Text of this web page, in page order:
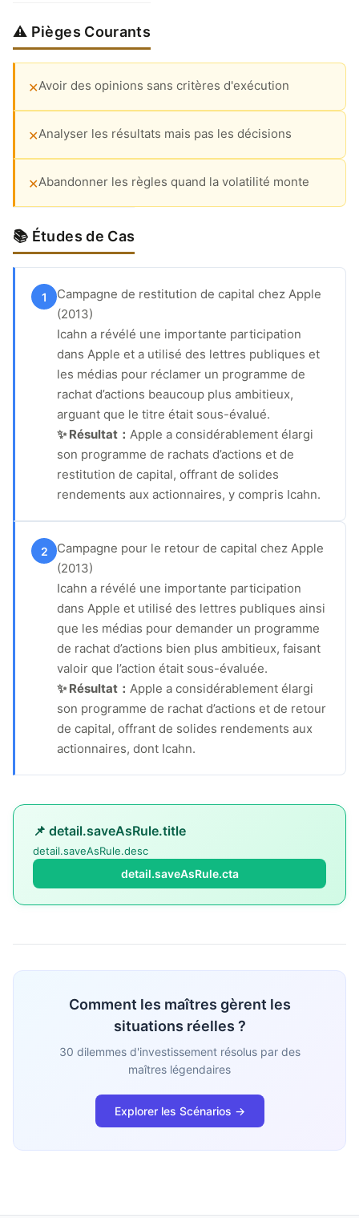
⚠️ Pièges Courants
✕Avoir des opinions sans critères d'exécution
✕Analyser les résultats mais pas les décisions
✕Abandonner les règles quand la volatilité monte
📚 Études de Cas
1
Campagne de restitution de capital chez Apple
(2013)
Icahn a révélé une importante participation
dans Apple et a utilisé des lettres publiques et
les médias pour réclamer un programme de
rachat d’actions beaucoup plus ambitieux,
arguant que le titre était sous-évalué.
✨ Résultat： Apple a considérablement élargi
son programme de rachats d’actions et de
restitution de capital, offrant de solides
rendements aux actionnaires, y compris Icahn.
2
Campagne pour le retour de capital chez Apple
(2013)
Icahn a révélé une importante participation
dans Apple et utilisé des lettres publiques ainsi
que les médias pour demander un programme
de rachat d’actions bien plus ambitieux, faisant
valoir que l’action était sous-évaluée.
✨ Résultat： Apple a considérablement élargi
son programme de rachat d’actions et de retour
de capital, offrant de solides rendements aux
actionnaires, dont Icahn.
📌 detail.saveAsRule.title
detail.saveAsRule.desc
detail.saveAsRule.cta
Comment les maîtres gèrent les
situations réelles ?
30 dilemmes d'investissement résolus par des
maîtres légendaires
Explorer les Scénarios →